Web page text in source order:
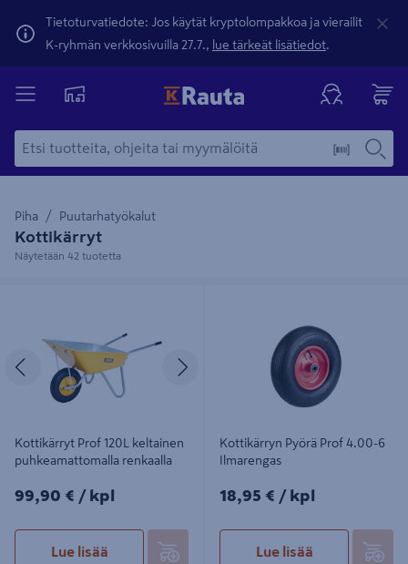
Tietoturvatiedote: Jos käytät kryptolompakkoa ja vierailit
K-ryhmän verkkosivuilla 27.7., lue tärkeät lisätiedot.
Piha Puutarhatyökalut
Kottikärryt
Näytetään 42 tuotetta
Edellinen
Kottikärryt Prof 120L keltainen
puhkeamattomalla renkaalla
99,90€/kpl
99,90 € / kpl
Lue lisää
Kottikärryn Pyörä Prof 4.00-6
Ilmarengas
18,95€/kpl
18,95 € / kpl
Lue lisää